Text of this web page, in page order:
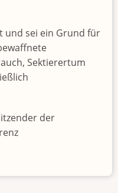
und sei ein Grund für
Sektierertum
der